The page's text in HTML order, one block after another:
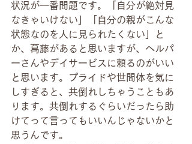
状況が一番問題です。「自分が絶対見
なきゃいけない」「自分の親がこんな
状態なのを人に見られたくない」と
か、葛藤があると思いますが、ヘルパ
ーさんやデイサービスに頼るのがいい
と思います。プライドや世間体を気に
しすぎると、共倒れしちゃうこともあ
ります。共倒れするぐらいだったら助
けてって言ってもいいんじゃないかと
思うんです。